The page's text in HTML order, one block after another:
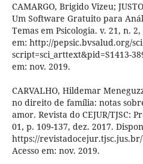
CAMARGO, Brigido Vizeu;
Um Software Gratuito para
Temas em Psicologia. v. 21, n.
em: http://pepsic.bvsalud.org/
script=sci_arttext&pid=S1413-
em: nov. 2019.
CARVALHO, Hildemar
no direito de família: notas
amor. Revista do CEJUR/TJSC:
01, p. 109-137, dez. 2017.
https://
Acesso em: nov. 2019.